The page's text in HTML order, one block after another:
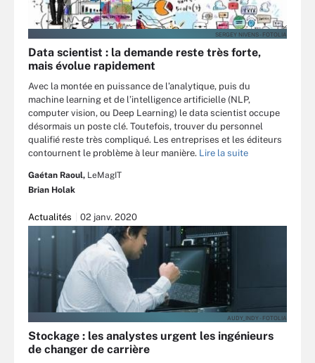
SERGEY NIVENS - FOTOLIA
Data scientist : la demande reste très forte,
mais évolue rapidement
Avec la montée en puissance de l’analytique, puis du
machine learning et de l’intelligence artificielle (NLP,
computer vision, ou Deep Learning) le data scientist occupe
désormais un poste clé. Toutefois, trouver du personnel
qualifié reste très compliqué. Les entreprises et les éditeurs
contournent le problème à leur manière. Lire la suite
Gaétan Raoul, LeMagIT
Brian Holak
Actualités 02 janv. 2020
AUDY_INDY - FOTOLIA
Stockage : les analystes urgent les ingénieurs
de changer de carrière